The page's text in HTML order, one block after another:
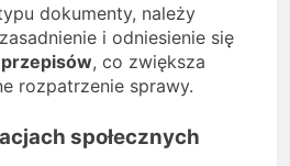
dokumenty, należy
i odniesienie się
przepisów, co zwiększa
rozpatrzenie sprawy.
społecznych